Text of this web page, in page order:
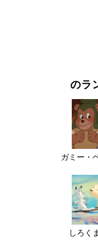
のラ
ガミー・
しろく